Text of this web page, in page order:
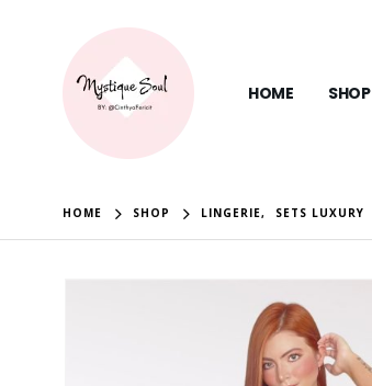
HOME SHOP
HOME SHOP LINGERIE, SETS LUXURY